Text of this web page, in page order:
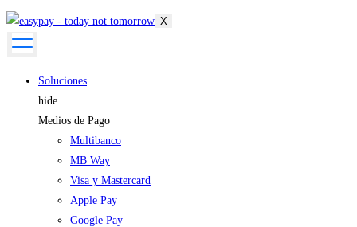
X
Soluciones
hide
Medios de Pago
Multibanco
MB Way
Visa y Mastercard
Apple Pay
Google Pay